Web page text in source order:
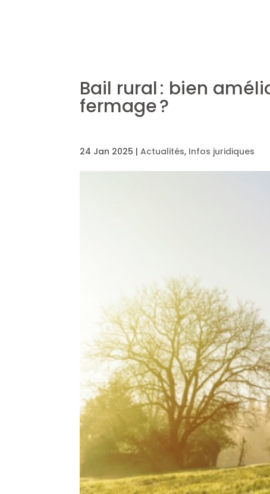
Bail rural : bien
fermage ?
24 Jan 2025 |Actualités, Infos juridiques